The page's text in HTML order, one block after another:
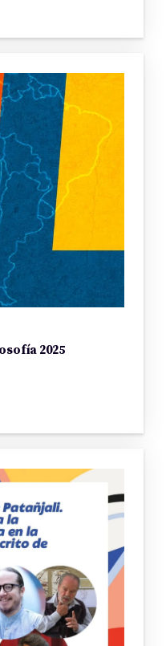
2025